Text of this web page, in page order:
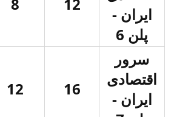
ایران -
پلن 6
سرور
اقتصادی
ایران -
16
12